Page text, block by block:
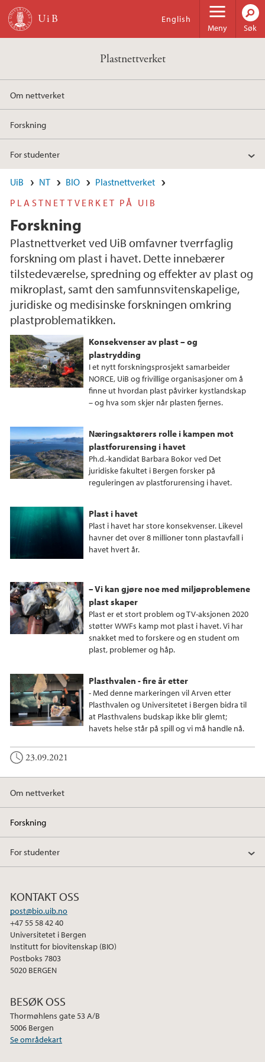
Hopp til hovedinnhold
Meny
English
Søk
Plastnettverket
Om nettverket
Forskning
For studenter
UiB NT BIO
Plastnettverket
PLASTNETTVERKET PÅ UIB
Forskning
Plastnettverket ved UiB omfavner tverrfaglig
forskning om plast i havet. Dette innebærer
tilstedeværelse, spredning og effekter av plast og
mikroplast, samt den samfunnsvitenskapelige,
juridiske og medisinske forskningen omkring
plastproblematikken.
Konsekvenser av plast – og
plastrydding
I et nytt forskningsprosjekt samarbeider
NORCE, UiB og frivillige organisasjoner om å
finne ut hvordan plast påvirker kystlandskap
– og hva som skjer når plasten fjernes.
Næringsaktørers rolle i kampen mot
plastforurensing i havet
Ph.d.-kandidat Barbara Bokor ved Det
juridiske fakultet i Bergen forsker på
reguleringen av plastforurensing i havet.
Plast i havet
Plast i havet har store konsekvenser. Likevel
havner det over 8 millioner tonn plastavfall i
havet hvert år.
– Vi kan gjøre noe med miljøproblemene
plast skaper
Plast er et stort problem og TV-aksjonen 2020
støtter WWFs kamp mot plast i havet. Vi har
snakket med to forskere og en student om
plast, problemer og håp.
Plasthvalen - fire år etter
- Med denne markeringen vil Arven etter
Plasthvalen og Universitetet i Bergen bidra til
at Plasthvalens budskap ikke blir glemt;
havets helse står på spill og vi må handle nå.
23.09.2021
Om nettverket
Forskning
For studenter
KONTAKT OSS
post@bio.uib.no
+47 55 58 42 40
Universitetet i Bergen
Institutt for biovitenskap (BIO)
Postboks 7803
5020 BERGEN
BESØK OSS
Thormøhlens gate 53 A/B
5006 Bergen
Se områdekart